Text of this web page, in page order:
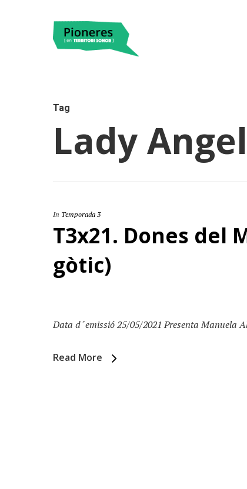
Tag
Lady
In Temporada 3
T3x21. Dones del
gòtic)
Data d´emissió 25/05/2021 Presenta Manuela
Read More